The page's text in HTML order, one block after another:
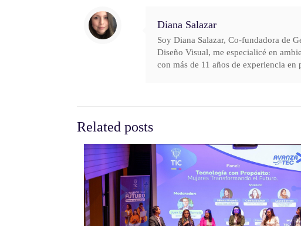
Diana Salazar
Soy Diana Salazar, Co-fundadora de
Diseño Visual, me especialicé en
con más de 11 años de experiencia
Related posts